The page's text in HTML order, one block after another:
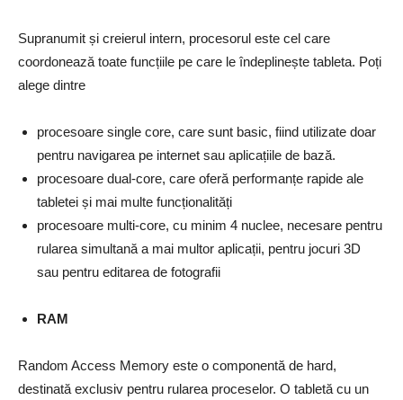
Supranumit și creierul intern, procesorul este cel care
coordonează toate funcțiile pe care le îndeplinește tableta. Poți
alege dintre
procesoare single core, care sunt basic, fiind utilizate doar
pentru navigarea pe internet sau aplicațiile de bază.
procesoare dual-core, care oferă performanțe rapide ale
tabletei și mai multe funcționalități
procesoare multi-core, cu minim 4 nuclee, necesare pentru
rularea simultană a mai multor aplicații, pentru jocuri 3D
sau pentru editarea de fotografii
RAM
Random Access Memory este o componentă de hard,
destinată exclusiv pentru rularea proceselor. O tabletă cu un